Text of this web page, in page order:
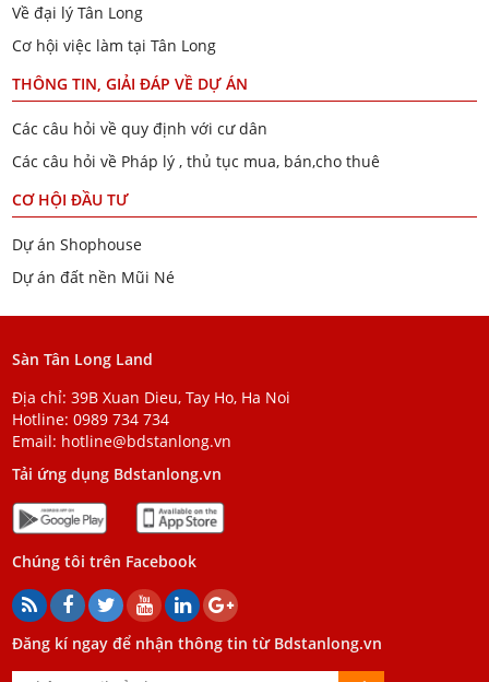
Về đại lý Tân Long
Cơ hội việc làm tại Tân Long
THÔNG TIN, GIẢI ĐÁP VỀ DỰ ÁN
Các câu hỏi về quy định với cư dân
Các câu hỏi về Pháp lý , thủ tục mua, bán,cho thuê
CƠ HỘI ĐẦU TƯ
Dự án Shophouse
Dự án đất nền Mũi Né
Sàn Tân Long Land
Địa chỉ: 39B Xuan Dieu, Tay Ho, Ha Noi
Hotline:0989 734 734
Email: hotline@bdstanlong.vn
Tải ứng dụng Bdstanlong.vn
Chúng tôi trên Facebook
Đăng kí ngay để nhận thông tin từ Bdstanlong.vn